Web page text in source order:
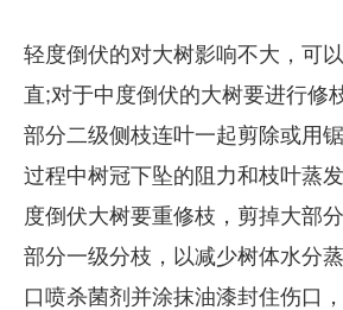
轻度倒伏的对大树影响不大，可
直;对于中度倒伏的大树要进行修
部分二级侧枝连叶一起剪除或用
过程中树冠下坠的阻力和枝叶蒸
度倒伏大树要重修枝，剪掉大部
部分一级分枝，以减少树体水分
口喷杀菌剂并涂抹油漆封住伤口